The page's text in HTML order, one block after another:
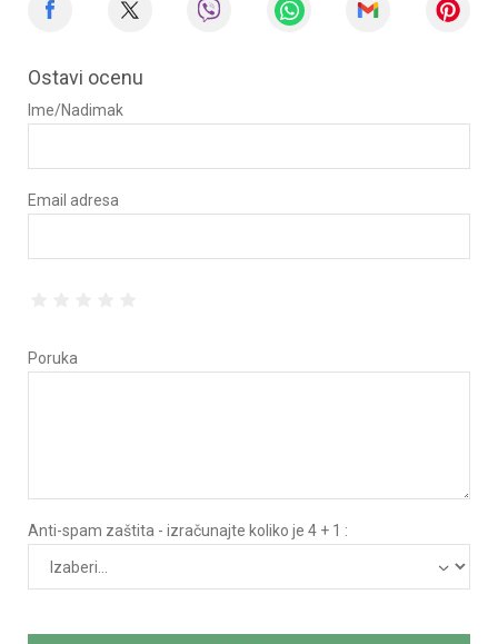
Ostavi ocenu
Ime/Nadimak
Email adresa
Poruka
Anti-spam zaštita - izračunajte koliko je 4 + 1 :